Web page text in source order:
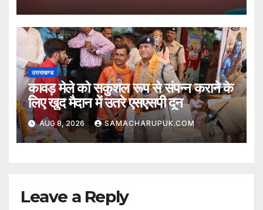
उत्तराखण्ड
कावड़ मेले को सकुशल रूप से संपन्न कराने के
लिए खुद मैदान में उतरे एसएसपी दून
AUG 8, 2026 SAMACHARUPUK.COM
Leave a Reply